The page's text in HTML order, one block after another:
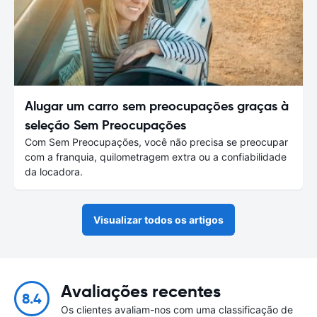
Alugar um carro sem preocupações graças à
seleção Sem Preocupações
Com Sem Preocupações, você não precisa se preocupar
com a franquia, quilometragem extra ou a confiabilidade
da locadora.
Visualizar todos os artigos
8.4 Avaliações recentes
Os clientes avaliam-nos com uma classificação de